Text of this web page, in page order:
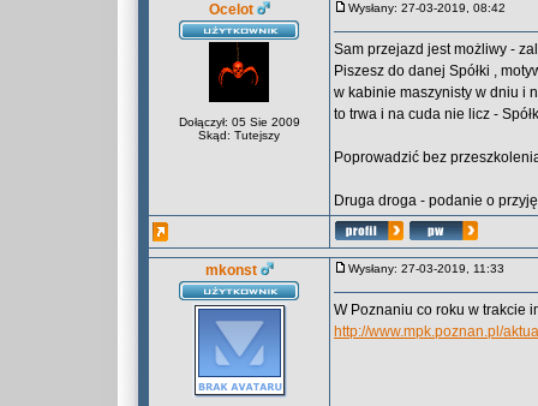
Ocelot
Dołączył: 05 Sie 2009
Skąd: Tutejszy
Wysłany: 27-03-2019, 08:42
Sam przejazd jest możliwy -
Piszesz do danej Spółki ,
w kabinie maszynisty w dniu i
to trwa i na cuda nie licz -
Poprowadzić bez
Druga droga - podanie o
mkonst Wysłany: 27-03-2019, 11:33
W Poznaniu co roku w trakcie
http://www.mpk.poznan.pl/